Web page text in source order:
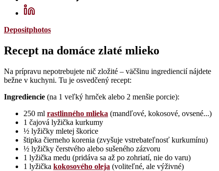
Depositphotos
Recept na domáce zlaté mlieko
Na prípravu nepotrebujete nič zložité – väčšinu ingrediencií nájdete
bežne v kuchyni. Tu je osvedčený recept:
Ingrediencie (na 1 veľký hrnček alebo 2 menšie porcie):
250 ml rastlinného mlieka (mandľové, kokosové, ovsené...)
1 čajová lyžička kurkumy
½ lyžičky mletej škorice
štipka čierneho korenia (zvyšuje vstrebateľnosť kurkumínu)
½ lyžičky čerstvého alebo sušeného zázvoru
1 lyžička medu (pridáva sa až po zohriatí, nie do varu)
1 lyžička kokosového oleja (voliteľné, ale výživné)